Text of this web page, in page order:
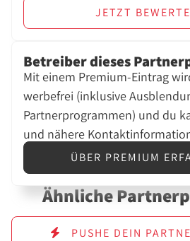
JETZT
Betreiber dieses
Mit einem Premium-Eintrag
werbefrei (inklusive
Partnerprogrammen) und du
und nähere
ÜBER PREMIUM
Ähnliche
PUSHE DEIN